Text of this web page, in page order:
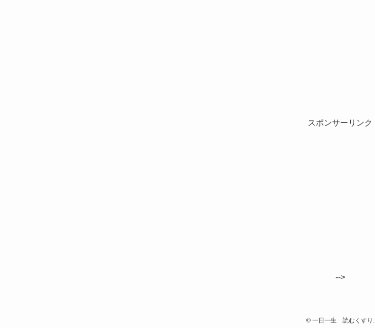
スポンサーリンク
-->
©一日一生 読むくすり.